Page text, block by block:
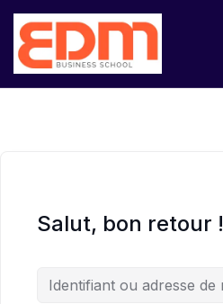
Salut, bon retour !